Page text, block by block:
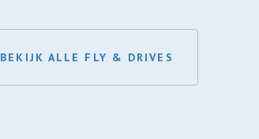
BEKIJK ALLE FLY & DRIVES